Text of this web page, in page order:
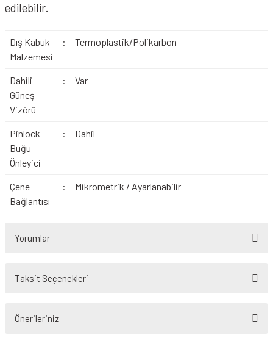
edilebilir.
Dış Kabuk
Malzemesi
: Termoplastik/Polikarbon
Dahili
Güneş
Vizörü
: Var
Pinlock
Buğu
Önleyici
: Dahil
Çene
Bağlantısı
: Mikrometrik / Ayarlanabilir
Yorumlar
Taksit Seçenekleri
Önerileriniz